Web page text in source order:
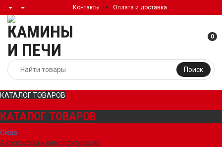
Контакты Оплата и доставка
Поиск
0
КАТАЛОГ ТОВАРОВ
КАТАЛОГ ТОВАРОВ
Close
Аксессуары и комплектующие